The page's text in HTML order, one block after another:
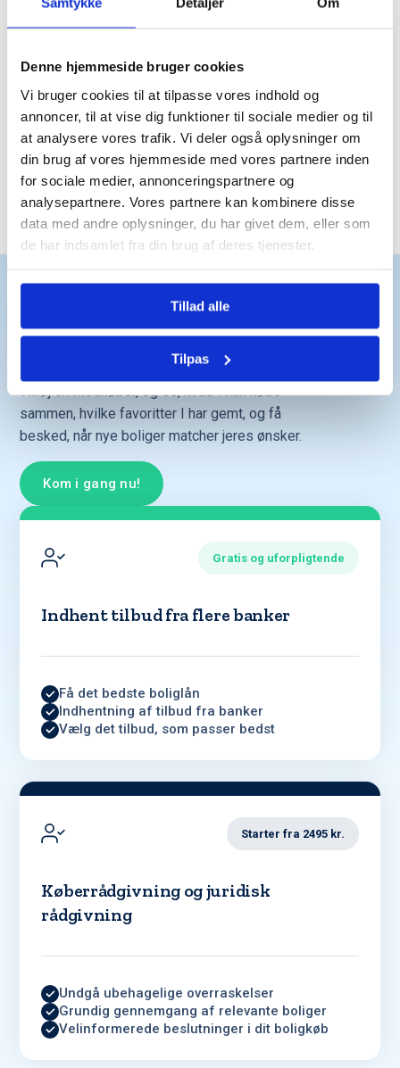
Denne hjemmeside bruger cookies
Vi bruger cookies til at tilpasse vores indhold og
annoncer, til at vise dig funktioner til sociale medier og til
at analysere vores trafik. Vi deler også oplysninger om
din brug af vores hjemmeside med vores partnere inden
for sociale medier, annonceringspartnere og
analysepartnere. Vores partnere kan kombinere disse
data med andre oplysninger, du har givet dem, eller som
de har indsamlet fra din brug af deres tjenester.
Tillad alle
Tilpas
der bruger Bomae
Trustpilot
Trustpilot
Det får du
til både dine behov og dit budget.
sammen, hvilke favoritter I har gemt, og få
besked, når nye boliger matcher jeres ønsker.
Kom i gang nu!
Gratis og uforpligtende
Indhent tilbud fra flere banker
Få det bedste boliglån
Indhentning af tilbud fra banker
Vælg det tilbud, som passer bedst
Starter fra 2495 kr.
Køberrådgivning og juridisk
rådgivning
Undgå ubehagelige overraskelser
Grundig gennemgang af relevante boliger
Velinformerede beslutninger i dit boligkøb